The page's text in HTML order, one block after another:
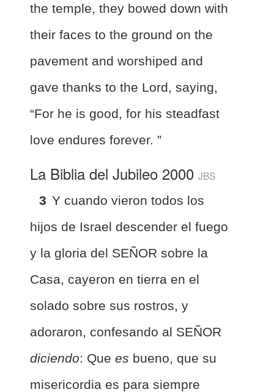
the temple, they bowed down with
their faces to the ground on the
pavement and worshiped and
gave thanks to the Lord, saying,
“For he is good, for his steadfast
love endures forever. ”
La Biblia del Jubileo 2000 JBS
3 Y cuando vieron todos los
hijos de Israel descender el fuego
y la gloria del SEÑOR sobre la
Casa, cayeron en tierra en el
solado sobre sus rostros, y
adoraron, confesando al SEÑOR
diciendo: Que es bueno, que su
misericordia es para siempre